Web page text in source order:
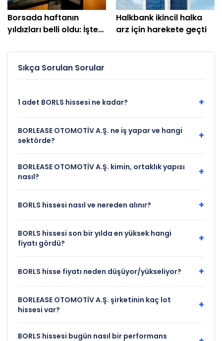
Borsada haftanın
yıldızları belli oldu: İşte
hisseler
Halkbank ikincil halka
arz için harekete geçti
Sıkça Sorulan Sorular
1 adet BORLS hissesi ne kadar? +
BORLEASE OTOMOTİV A.Ş. ne iş yapar ve hangi
sektörde?
+
BORLEASE OTOMOTİV A.Ş. kimin, ortaklık yapısı
nasıl?
+
BORLS hissesi nasıl ve nereden alınır? +
BORLS hissesi son bir yılda en yüksek hangi
fiyatı gördü?
+
BORLS hisse fiyatı neden düşüyor/yükseliyor? +
BORLEASE OTOMOTİV A.Ş. şirketinin kaç lot
hissesi var?
+
BORLS hissesi bugün nasıl bir performans